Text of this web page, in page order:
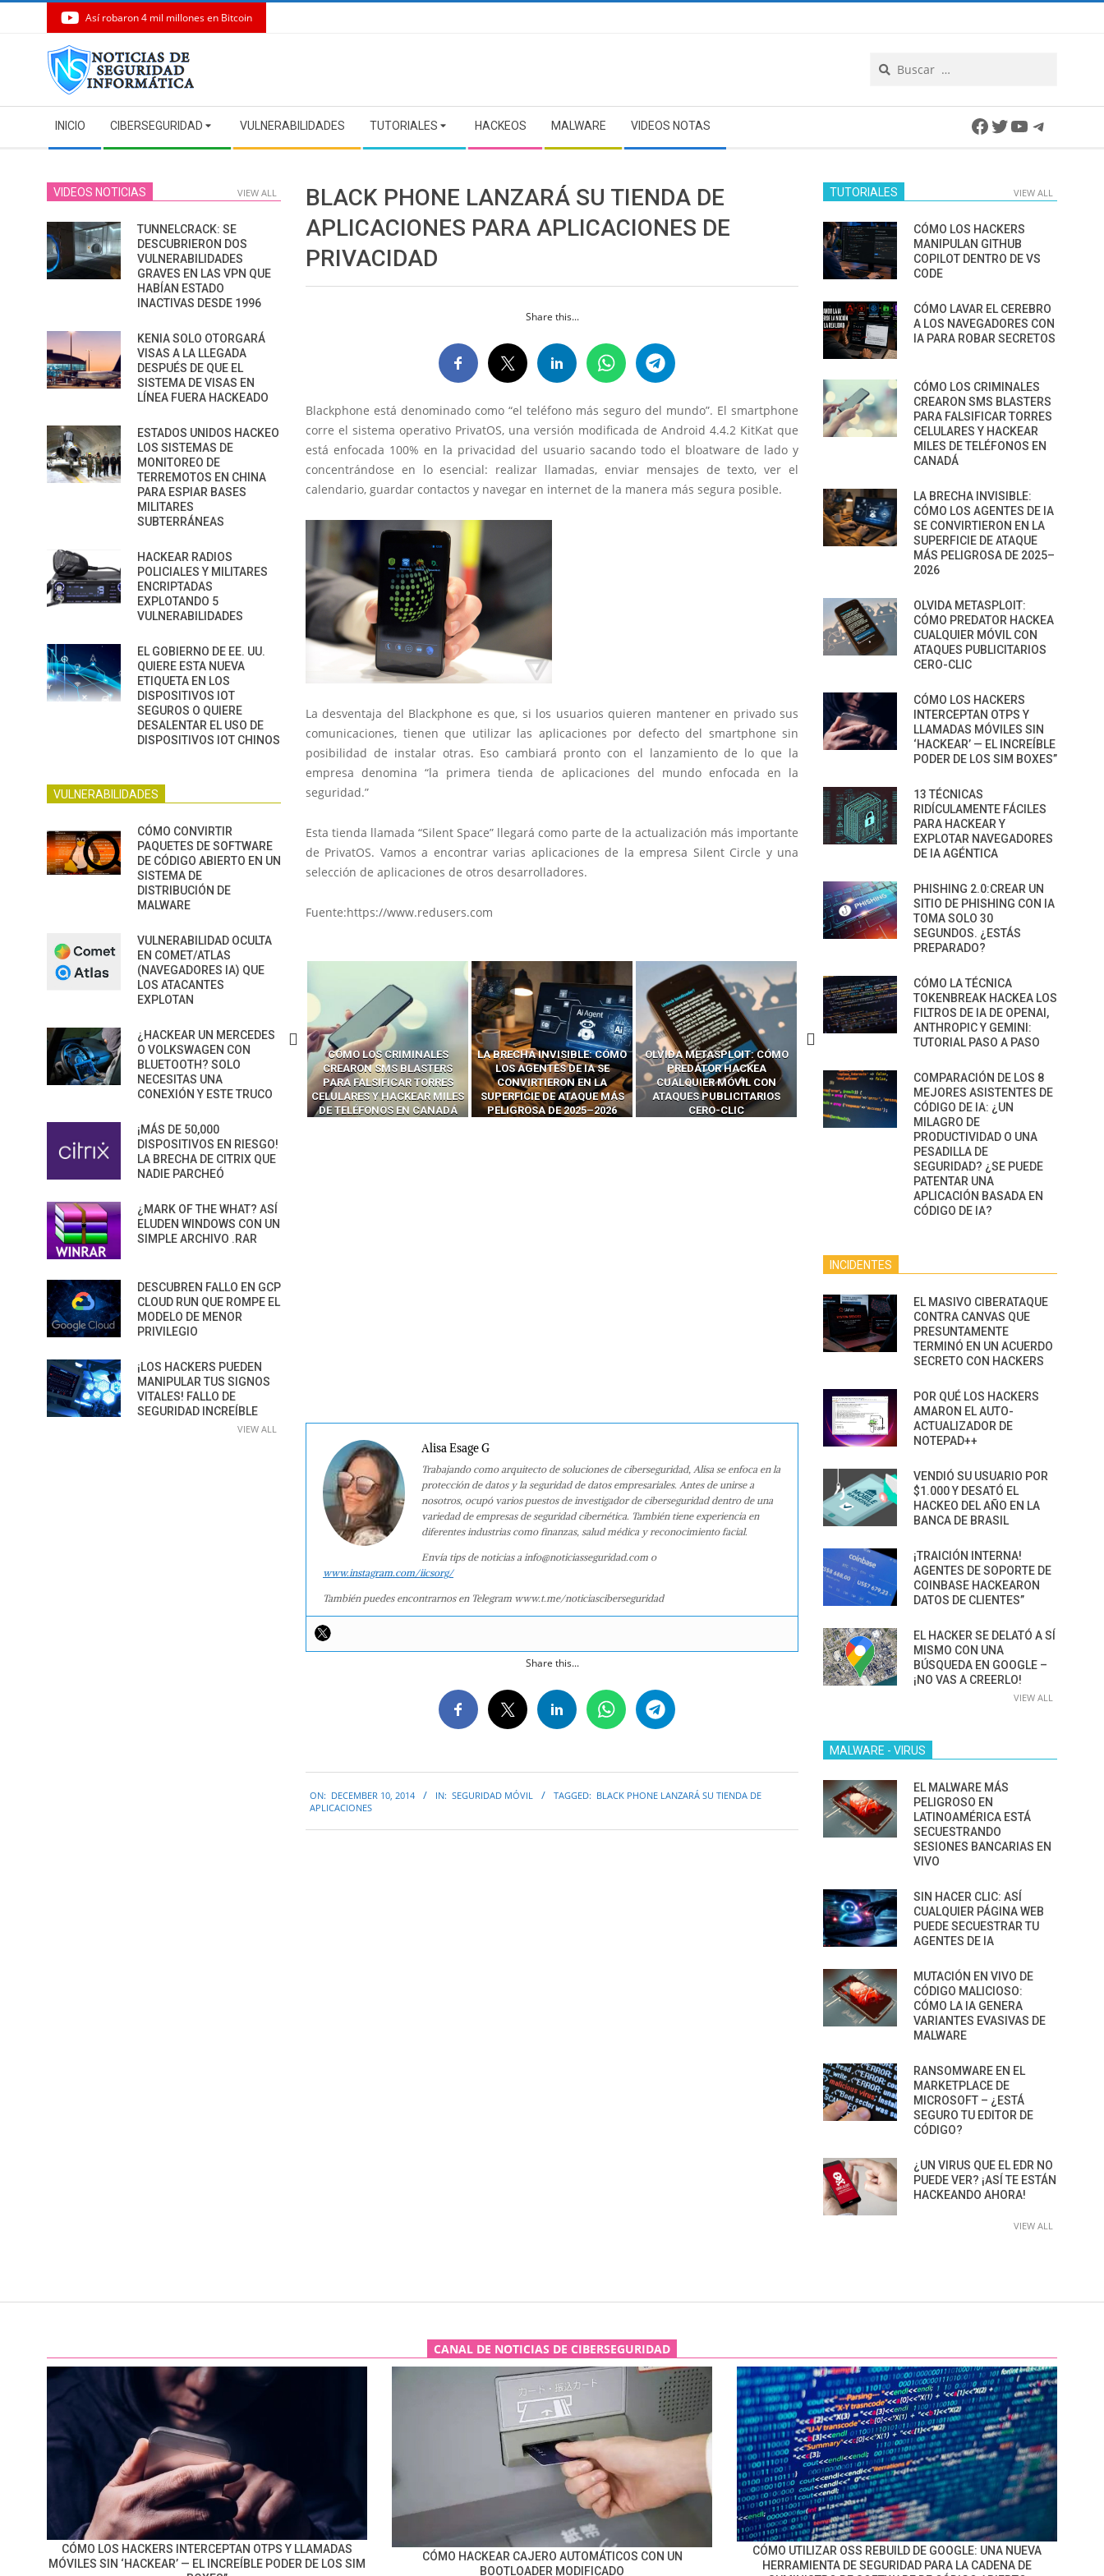
Así robaron 4 mil millones en Bitcoin
Navigation
Menu
INICIO CIBERSEGURIDAD VULNERABILIDADES TUTORIALES HACKEOS MALWARE VIDEOS NOTAS Facebook
Twitter
YouTube
BLACK PHONE LANZARÁ SU TIENDA DE
APLICACIONES PARA APLICACIONES DE
PRIVACIDAD
Share this...
Blackphone está denominado como “el teléfono más seguro del mundo”. El smartphone
corre el sistema operativo PrivatOS, una versión modificada de Android 4.4.2 KitKat que
está enfocada 100% en la privacidad del usuario sacando todo el bloatware de lado y
concentrándose en lo esencial: realizar llamadas, enviar mensajes de texto, ver el
calendario, guardar contactos y navegar en internet de la manera más segura posible.
La desventaja del Blackphone es que, si los usuarios quieren mantener en privado sus
comunicaciones, tienen que utilizar las aplicaciones por defecto del smartphone sin
posibilidad de instalar otras. Eso cambiará pronto con el lanzamiento de lo que la
empresa denomina “la primera tienda de aplicaciones del mundo enfocada en la
seguridad.”
Esta tienda llamada “Silent Space” llegará como parte de la actualización más importante
de PrivatOS. Vamos a encontrar varias aplicaciones de la empresa Silent Circle y una
selección de aplicaciones de otros desarrolladores.
Fuente:https://www.redusers.com
CÓMO LOS HACKERS
MANIPULAN GITHUB
DENTRO DE VS CODE
CÓMO LAVAR EL CEREBRO A
LOS NAVEGADORES CON IA
PARA ROBAR SECRETOS
CÓMO LOS CRIMINALES
CREARON SMS BLASTERS
PARA FALSIFICAR TORRES
CELULARES Y HACKEAR MILES
DE TELÉFONOS EN CANADÁ
LA BRECHA INVISIBLE: CÓMO
LOS AGENTES DE IA SE
CONVIRTIERON EN LA
SUPERFICIE DE ATAQUE MÁS
PELIGROSA DE 2025–2026
OLVIDA METASPLOIT: CÓMO
PREDATOR HACKEA
CUALQUIER MÓVIL CON
ATAQUES PUBLICITARIOS
CERO-CLIC
INTERCEPTAN OTPS Y
LLAMADAS MÓVILES SIN
‘HACKEAR’ — EL INCREÍBLE
PODER DE LOS SIM BOXES”
RIDÍCULAMENTE
PARA HACKEAR Y
NAVEGADORES DE IA
Alisa Esage G
Trabajando como arquitecto de soluciones de ciberseguridad, Alisa se enfoca en la
protección de datos y la seguridad de datos empresariales. Antes de unirse a
nosotros, ocupó varios puestos de investigador de ciberseguridad dentro de una
variedad de empresas de seguridad cibernética. También tiene experiencia en
diferentes industrias como finanzas, salud médica y reconocimiento facial.
Envía tips de noticias a info@noticiasseguridad.com o
www.instagram.com/iicsorg/
También puedes encontrarnos en Telegram www.t.me/noticiasciberseguridad
Share this...
12-
ON: DECEMBER 10, 2014 IN: SEGURIDAD MÓVIL TAGGED: BLACK PHONE LANZARÁ SU TIENDA DE
APLICACIONES
VIDEOS NOTICIAS VIEW ALL
TUNNELCRACK: SE
DESCUBRIERON DOS
VULNERABILIDADES
GRAVES EN LAS VPN QUE
HABÍAN ESTADO
INACTIVAS DESDE 1996
KENIA SOLO OTORGARÁ
VISAS A LA LLEGADA
DESPUÉS DE QUE EL
SISTEMA DE VISAS EN
LÍNEA FUERA HACKEADO
ESTADOS UNIDOS HACKEO
LOS SISTEMAS DE
MONITOREO DE
TERREMOTOS EN CHINA
PARA ESPIAR BASES
MILITARES
SUBTERRÁNEAS
HACKEAR RADIOS
POLICIALES Y MILITARES
ENCRIPTADAS
EXPLOTANDO 5
VULNERABILIDADES
EL GOBIERNO DE EE. UU.
QUIERE ESTA NUEVA
ETIQUETA EN LOS
DISPOSITIVOS IOT
SEGUROS O QUIERE
DESALENTAR EL USO DE
DISPOSITIVOS IOT CHINOS
VULNERABILIDADES
CÓMO CONVIRTIR
PAQUETES DE SOFTWARE
DE CÓDIGO ABIERTO EN UN
SISTEMA DE
DISTRIBUCIÓN DE
MALWARE
VULNERABILIDAD OCULTA
EN COMET/ATLAS
(NAVEGADORES IA) QUE
LOS ATACANTES
EXPLOTAN
¿HACKEAR UN MERCEDES
O VOLKSWAGEN CON
BLUETOOTH? SOLO
NECESITAS UNA
CONEXIÓN Y ESTE TRUCO
¡MÁS DE 50,000
DISPOSITIVOS EN RIESGO!
LA BRECHA DE CITRIX QUE
NADIE PARCHEÓ
¿MARK OF THE WHAT? ASÍ
ELUDEN WINDOWS CON UN
SIMPLE ARCHIVO .RAR
DESCUBREN FALLO EN GCP
CLOUD RUN QUE ROMPE EL
MODELO DE MENOR
PRIVILEGIO
¡LOS HACKERS PUEDEN
MANIPULAR TUS SIGNOS
VITALES! FALLO DE
SEGURIDAD INCREÍBLE
VIEW ALL
TUTORIALES VIEW ALL
CÓMO LOS HACKERS
MANIPULAN GITHUB
COPILOT DENTRO DE VS
CODE
CÓMO LAVAR EL CEREBRO
A LOS NAVEGADORES CON
IA PARA ROBAR SECRETOS
CÓMO LOS CRIMINALES
CREARON SMS BLASTERS
PARA FALSIFICAR TORRES
CELULARES Y HACKEAR
MILES DE TELÉFONOS EN
CANADÁ
LA BRECHA INVISIBLE:
CÓMO LOS AGENTES DE IA
SE CONVIRTIERON EN LA
SUPERFICIE DE ATAQUE
MÁS PELIGROSA DE 2025–
2026
OLVIDA METASPLOIT:
CÓMO PREDATOR HACKEA
CUALQUIER MÓVIL CON
ATAQUES PUBLICITARIOS
CERO-CLIC
CÓMO LOS HACKERS
INTERCEPTAN OTPS Y
LLAMADAS MÓVILES SIN
‘HACKEAR’ — EL INCREÍBLE
PODER DE LOS SIM BOXES”
13 TÉCNICAS
RIDÍCULAMENTE FÁCILES
PARA HACKEAR Y
EXPLOTAR NAVEGADORES
DE IA AGÉNTICA
PHISHING 2.0:CREAR UN
SITIO DE PHISHING CON IA
TOMA SOLO 30
SEGUNDOS. ¿ESTÁS
PREPARADO?
CÓMO LA TÉCNICA
TOKENBREAK HACKEA LOS
FILTROS DE IA DE OPENAI,
ANTHROPIC Y GEMINI:
TUTORIAL PASO A PASO
COMPARACIÓN DE LOS 8
MEJORES ASISTENTES DE
CÓDIGO DE IA: ¿UN
MILAGRO DE
PRODUCTIVIDAD O UNA
PESADILLA DE
SEGURIDAD? ¿SE PUEDE
PATENTAR UNA
APLICACIÓN BASADA EN
CÓDIGO DE IA?
INCIDENTES
EL MASIVO CIBERATAQUE
CONTRA CANVAS QUE
PRESUNTAMENTE
TERMINÓ EN UN ACUERDO
SECRETO CON HACKERS
POR QUÉ LOS HACKERS
AMARON EL AUTO-
ACTUALIZADOR DE
NOTEPAD++
VENDIÓ SU USUARIO POR
$1.000 Y DESATÓ EL
HACKEO DEL AÑO EN LA
BANCA DE BRASIL
¡TRAICIÓN INTERNA!
AGENTES DE SOPORTE DE
COINBASE HACKEARON
DATOS DE CLIENTES”
EL HACKER SE DELATÓ A SÍ
MISMO CON UNA
BÚSQUEDA EN GOOGLE –
¡NO VAS A CREERLO!
VIEW ALL
MALWARE - VIRUS
EL MALWARE MÁS
PELIGROSO EN
LATINOAMÉRICA ESTÁ
SECUESTRANDO
SESIONES BANCARIAS EN
VIVO
SIN HACER CLIC: ASÍ
CUALQUIER PÁGINA WEB
PUEDE SECUESTRAR TU
AGENTES DE IA
MUTACIÓN EN VIVO DE
CÓDIGO MALICIOSO:
CÓMO LA IA GENERA
VARIANTES EVASIVAS DE
MALWARE
RANSOMWARE EN EL
MARKETPLACE DE
MICROSOFT – ¿ESTÁ
SEGURO TU EDITOR DE
CÓDIGO?
¿UN VIRUS QUE EL EDR NO
PUEDE VER? ¡ASÍ TE ESTÁN
HACKEANDO AHORA!
VIEW ALL
CANAL DE NOTICIAS DE CIBERSEGURIDAD
CÓMO LOS HACKERS INTERCEPTAN OTPS Y LLAMADAS
MÓVILES SIN ‘HACKEAR’ — EL INCREÍBLE PODER DE LOS SIM
CÓMO HACKEAR CAJERO AUTOMÁTICOS CON UN
BOOTLOADER MODIFICADO
CÓMO UTILIZAR OSS REBUILD DE GOOGLE: UNA NUEVA
HERRAMIENTA DE SEGURIDAD PARA LA CADENA DE